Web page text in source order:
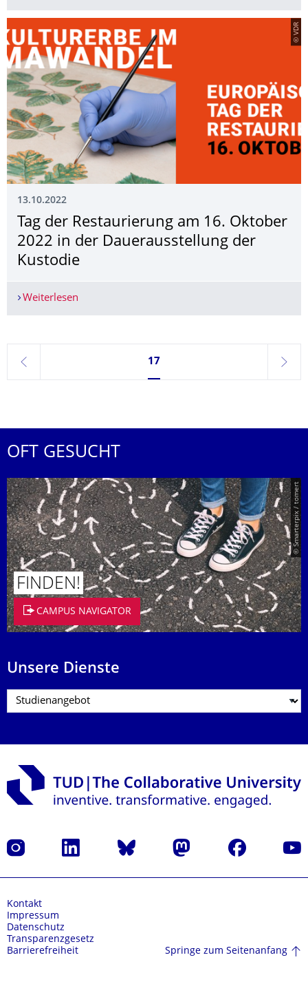
© VDR
13.10.2022
Tag der Restaurierung am 16. Oktober
2022 in der Dauerausstellung der
Kustodie
Weiterlesen
zurück
Seite 17, aktuell ausgewählt
17
weiter
OFT GESUCHT
© Smarterpix / tomert
FINDEN!
CAMPUS NAVIGATOR
Unsere Dienste
Instagram LinkedIn Bluesky Mastodon Facebook
Kontakt
Impressum
Datenschutz
Transparenzgesetz
Barrierefreiheit
Springe zum Seitenanfang